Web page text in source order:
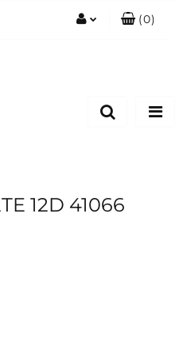
(0)
12D 41066